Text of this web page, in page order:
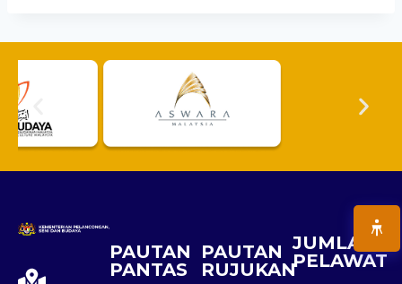
PAUTAN
PANTAS
PAUTAN
RUJUKAN
JUMLAH
PELAWAT